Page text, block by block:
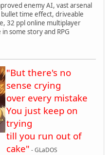
enemy AI, vast arsenal
time effect, driveable
32 ppl online multiplayer
some story and RPG
"But there's no
sense crying
over every mistake
You just keep on
trying
till you run out of
cake" - GLaDOS